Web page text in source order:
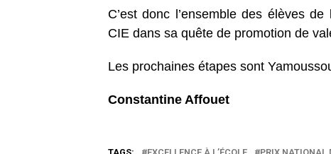
C’est donc l’ensemble des élèves
CIE dans sa quête de promotion de
Les prochaines étapes sont
Constantine Affouet